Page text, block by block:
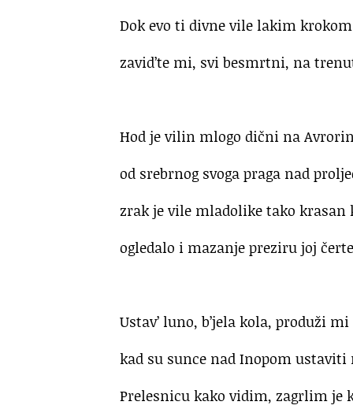
Dok evo ti divne vile lakim
zavid’te mi, svi besmrtni, na
Hod je vilin mlogo dični na
od srebrnog svoga praga nad
zrak je vile mladolike tako krasan
ogledalo i mazanje preziru joj
Ustav’ luno, b’jela kola, produži
kad su sunce nad Inopom ustaviti
Prelesnicu kako vidim, zagrlim je